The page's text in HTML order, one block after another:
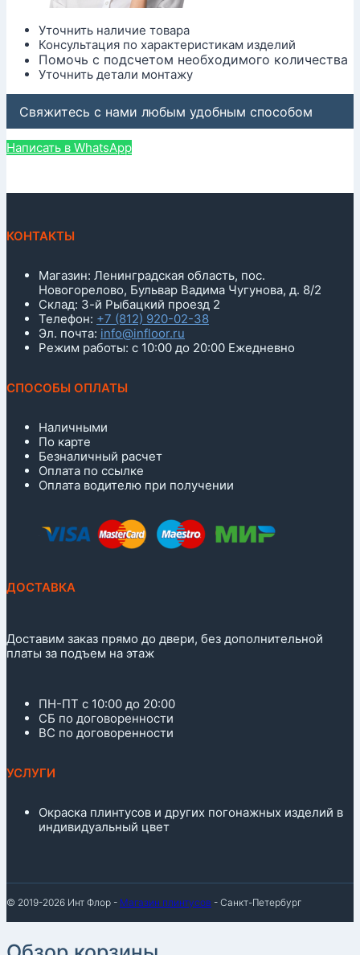
Уточнить наличие товара
Консультация по характеристикам изделий
Помочь с подсчетом необходимого количества
Уточнить детали монтажу
Свяжитесь с нами любым удобным способом
Написать в WhatsApp
КОНТАКТЫ
Магазин: Ленинградская область, пос.
Новогорелово, Бульвар Вадима Чугунова, д. 8/2
Склад: 3-й Рыбацкий проезд 2
Телефон: +7 (812) 920-02-38
Эл. почта: info@infloor.ru
Режим работы: с 10:00 до 20:00 Ежедневно
СПОСОБЫ ОПЛАТЫ
Наличными
По карте
Безналичный расчет
Оплата по ссылке
Оплата водителю при получении
ДОСТАВКА
Доставим заказ прямо до двери, без дополнительной
платы за подъем на этаж
ПН-ПТ с 10:00 до 20:00
СБ по договоренности
ВС по договоренности
УСЛУГИ
Окраска плинтусов и других погонажных изделий в
индивидуальный цвет
© 2019-2026 Инт Флор - Магазин плинтусов - Санкт-Петербург